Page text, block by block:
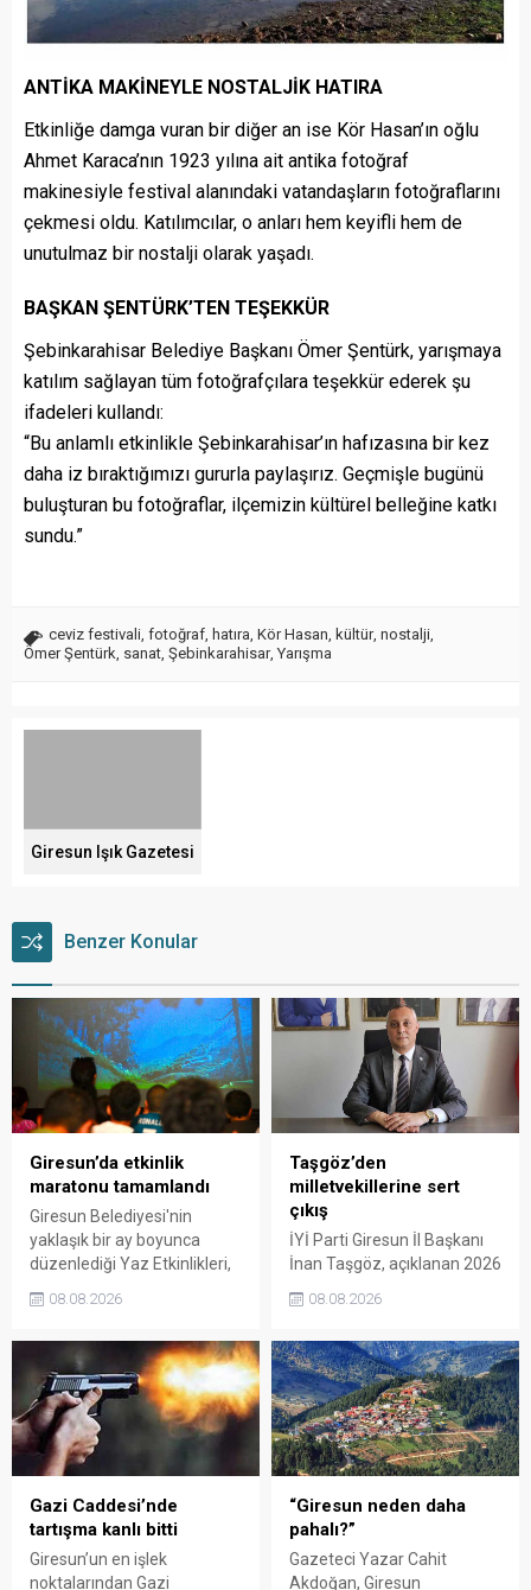
ANTİKA MAKİNEYLE NOSTALJİK HATIRA
Etkinliğe damga vuran bir diğer an ise Kör Hasan’ın oğlu
Ahmet Karaca’nın 1923 yılına ait antika fotoğraf
makinesiyle festival alanındaki vatandaşların fotoğraflarını
çekmesi oldu. Katılımcılar, o anları hem keyifli hem de
unutulmaz bir nostalji olarak yaşadı.
BAŞKAN ŞENTÜRK’TEN TEŞEKKÜR
Şebinkarahisar Belediye Başkanı Ömer Şentürk, yarışmaya
katılım sağlayan tüm fotoğrafçılara teşekkür ederek şu
ifadeleri kullandı:
“Bu anlamlı etkinlikle Şebinkarahisar’ın hafızasına bir kez
daha iz bıraktığımızı gururla paylaşırız. Geçmişle bugünü
buluşturan bu fotoğraflar, ilçemizin kültürel belleğine katkı
sundu.”
ceviz festivali fotoğraf hatıra Kör Hasan kültür, nostalji
Ömer Şentürk sanat Şebinkarahisar, Yarışma
Giresun Işık Gazetesi
Benzer Konular
Giresun’da etkinlik
maratonu tamamlandı
Giresun Belediyesi'nin
yaklaşık bir ay boyunca
düzenlediği Yaz Etkinlikleri,
binlerce vatandaşı kültür,
sanat ve eğlenceyle
organizasyonun ardından
Kadın El Emeği Pazarı'nın
süresi de 16 Ağustos'a
kadar uzatıldı.
08.08.2026
Taşgöz’den
milletvekillerine sert
çıkış
İYİ Parti Giresun İl Başkanı
İnan Taşgöz, açıklanan 2026
yılı fındık alım fiyatı
üzerinden iktidar
eleştirdi. Taşgöz, üreticinin
emeğinin karşılığını
alamadığını savunarak,
Giresun milletvekillerini
sessiz kalmakla suçladı.
08.08.2026
Gazi Caddesi’nde
tartışma kanlı bitti
Giresun’un en işlek
noktalarından Gazi
“Giresun neden daha
pahalı?”
Gazeteci Yazar Cahit
Akdoğan, Giresun